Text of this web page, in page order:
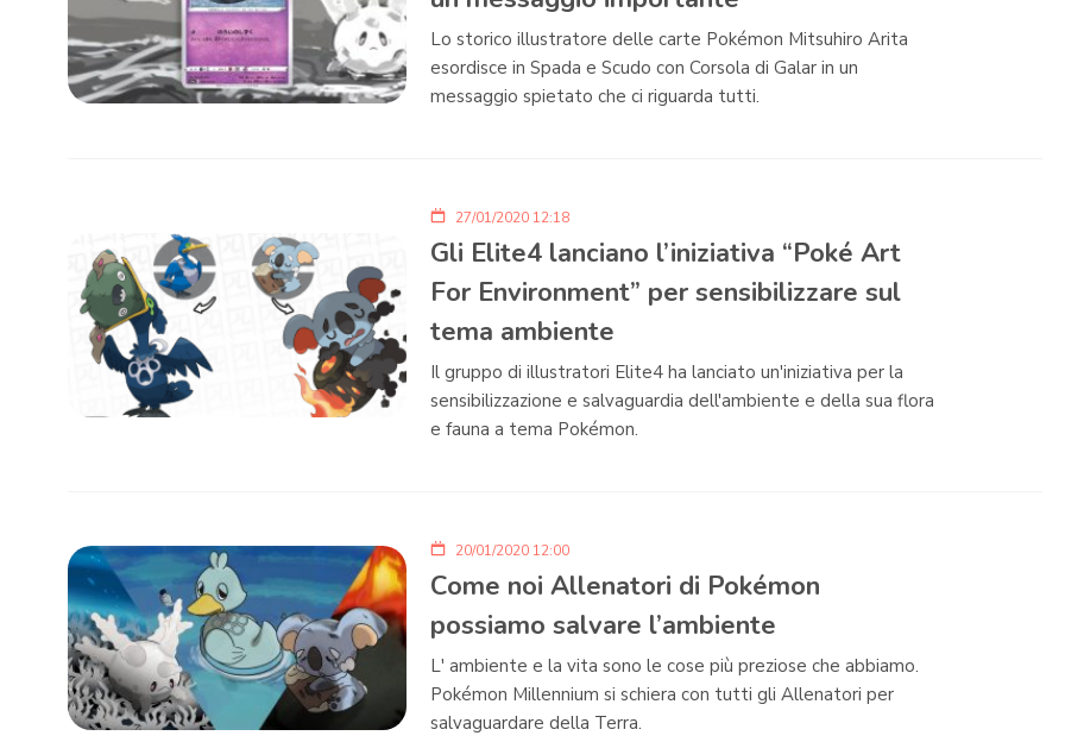
Lo storico illustratore delle carte Pokémon Mitsuhiro Arita
esordisce in Spada e Scudo con Corsola di Galar in un
messaggio spietato che ci riguarda tutti.
27/01/2020 12:18
Gli Elite4 lanciano l’iniziativa “Poké Art
For Environment” per sensibilizzare sul
tema ambiente
Il gruppo di illustratori Elite4 ha lanciato un'iniziativa per la
sensibilizzazione e salvaguardia dell'ambiente e della sua flora
e fauna a tema Pokémon.
20/01/2020 12:00
Come noi Allenatori di Pokémon
possiamo salvare l’ambiente
L' ambiente e la vita sono le cose più preziose che abbiamo.
Pokémon Millennium si schiera con tutti gli Allenatori per
salvaguardare della Terra.